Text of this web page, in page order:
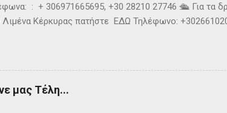
: + 306971665695, +30 28210 27746 🛳️ Για τα
Λιμένα Κέρκυρας πατήστε ΕΔΩ Τηλέφωνο:
👉Ακολουθήστε μας στο Facebook και στο
μας Τέλη...